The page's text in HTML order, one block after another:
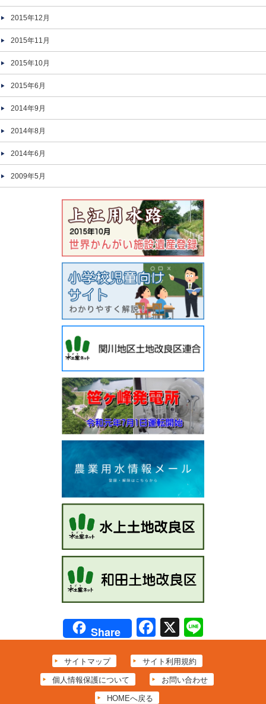
2015年12月
2015年11月
2015年10月
2015年6月
2014年9月
2014年8月
2014年6月
2009年5月
Share Facebook
X
サイトマップ サイト利用規約
個人情報保護について お問い合わせ
HOMEへ戻る